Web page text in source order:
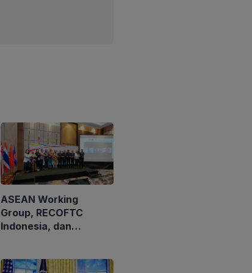
ASEAN Working
Group, RECOFTC
Indonesia, dan
untuk Memperkuat